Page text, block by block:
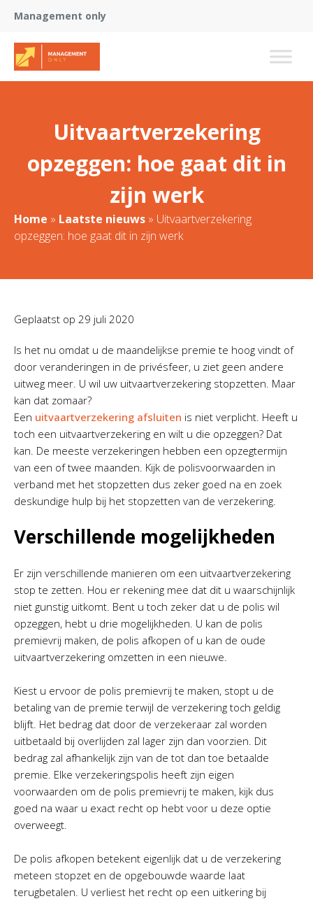
Management only
Uitvaartverzekering
opzeggen: hoe gaat dit in
zijn werk
Home » Laatste nieuws » Uitvaartverzekering
opzeggen: hoe gaat dit in zijn werk
Geplaatst op 29 juli 2020
Is het nu omdat u de maandelijkse premie te hoog vindt of
door veranderingen in de privésfeer, u ziet geen andere
uitweg meer. U wil uw uitvaartverzekering stopzetten. Maar
kan dat zomaar?
Een uitvaartverzekering afsluiten is niet verplicht. Heeft u
toch een uitvaartverzekering en wilt u die opzeggen? Dat
kan. De meeste verzekeringen hebben een opzegtermijn
van een of twee maanden. Kijk de polisvoorwaarden in
verband met het stopzetten dus zeker goed na en zoek
deskundige hulp bij het stopzetten van de verzekering.
Verschillende mogelijkheden
Er zijn verschillende manieren om een uitvaartverzekering
stop te zetten. Hou er rekening mee dat dit u waarschijnlijk
niet gunstig uitkomt. Bent u toch zeker dat u de polis wil
opzeggen, hebt u drie mogelijkheden. U kan de polis
premievrij maken, de polis afkopen of u kan de oude
uitvaartverzekering omzetten in een nieuwe.
Kiest u ervoor de polis premievrij te maken, stopt u de
betaling van de premie terwijl de verzekering toch geldig
blijft. Het bedrag dat door de verzekeraar zal worden
uitbetaald bij overlijden zal lager zijn dan voorzien. Dit
bedrag zal afhankelijk zijn van de tot dan toe betaalde
premie. Elke verzekeringspolis heeft zijn eigen
voorwaarden om de polis premievrij te maken, kijk dus
goed na waar u exact recht op hebt voor u deze optie
overweegt.
De polis afkopen betekent eigenlijk dat u de verzekering
meteen stopzet en de opgebouwde waarde laat
terugbetalen. U verliest het recht op een uitkering bij